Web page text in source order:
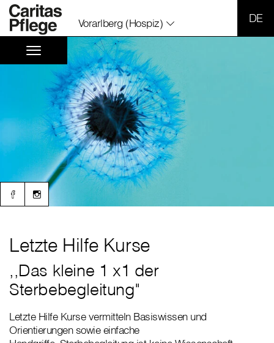
Vorarlberg (Hospiz)
Letzte Hilfe Kurse
,,Das kleine 1 x1 der
Sterbebegleitung"
Letzte Hilfe Kurse vermitteln Basiswissen und
Orientierungen sowie einfache